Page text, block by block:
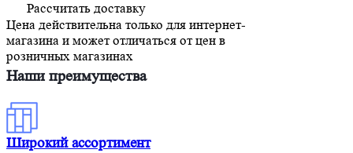
Рассчитать доставку
Цена действительна только для интернет-
магазина и может отличаться от цен в
розничных магазинах
Наши преимущества
Широкий ассортимент